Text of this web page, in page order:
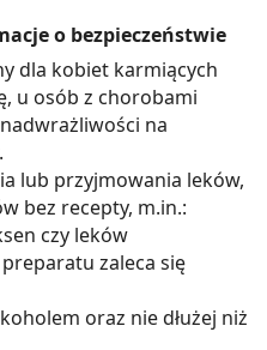
o bezpieczeństwie
dla kobiet karmiących
u osób z chorobami
na
lub przyjmowania leków,
bez recepty, m.in.:
czy leków
zaleca się
oraz nie dłużej niż